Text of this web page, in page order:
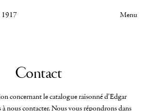
1917 Menu
Contact
concernant le catalogue raisonné d'Edgar
à nous contacter. Nous vous répondrons dans